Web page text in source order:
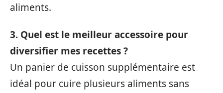
aliments.
3. Quel est le meilleur accessoire pour
diversifier mes recettes ?
Un panier de cuisson supplémentaire est
idéal pour cuire plusieurs aliments sans